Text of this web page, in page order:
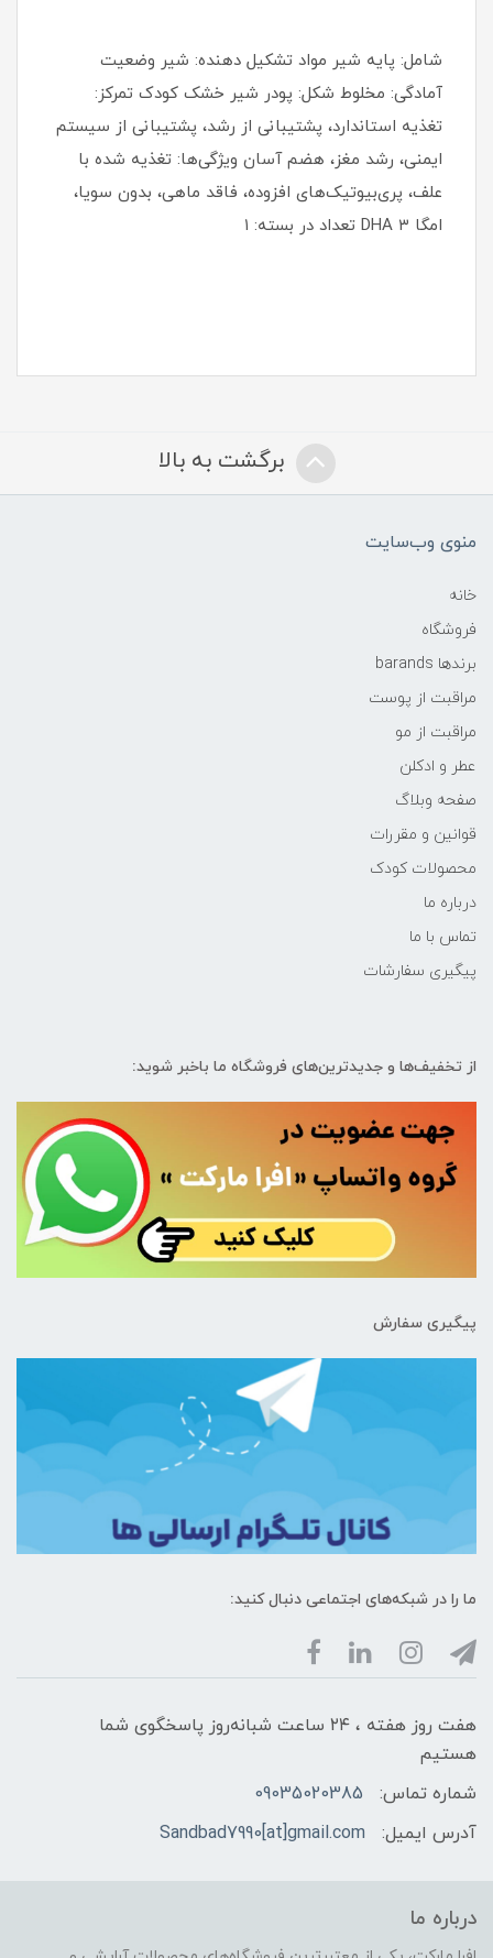
شامل: پایه شیر مواد تشکیل دهنده: شیر وضعیت
آمادگی: مخلوط شکل: پودر شیر خشک کودک تمرکز:
تغذیه استاندارد، پشتیبانی از رشد، پشتیبانی از سیستم
ایمنی، رشد مغز، هضم آسان ویژگی‌ها: تغذیه شده با
علف، پری‌بیوتیک‌های افزوده، فاقد ماهی، بدون سویا،
امگا ۳ DHA تعداد در بسته: ۱
برگشت به بالا
منوی وب‌سایت
خانه
فروشگاه
برندها barands
مراقبت از پوست
مراقبت از مو
عطر و ادکلن
صفحه وبلاگ
قوانین و مقررات
محصولات کودک
درباره ما
تماس با ما
پیگیری سفارشات
از تخفیف‌ها و جدیدترین‌های فروشگاه ما باخبر شوید:
پیگیری سفارش
ما را در شبکه‌های اجتماعی دنبال کنید:
هفت روز هفته ، ۲۴ ساعت شبانه‌روز پاسخگوی شما
هستیم
شماره تماس:
09035020385
آدرس ایمیل:
Sandbad7990[at]gmail.com
درباره ما